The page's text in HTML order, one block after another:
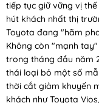
tiếp tục giữ vững vị
hút khách nhất thị
Toyota đang "hãm
Không còn "mạnh
trong tháng đầu năm
thái loại bỏ một số
thời cắt giảm khuyến
khách như Toyota